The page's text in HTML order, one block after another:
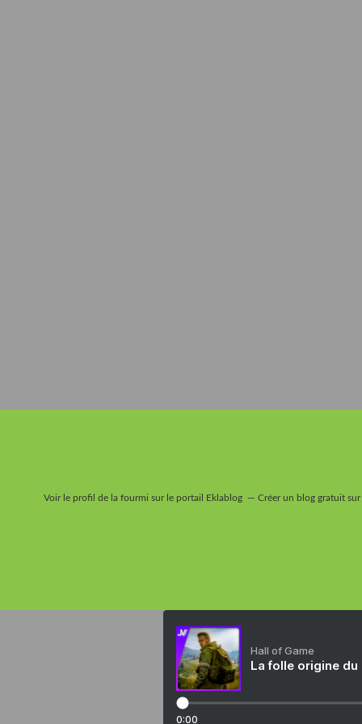
Voir le profil de la fourmi sur le portail Eklablog Créer un blog gratuit
Hall of Game
La folle origine
0:00